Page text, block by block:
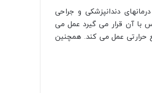
دندانپزشکی و جراحی
با آن قرار می گیرد عمل می
حرارتی عمل می کند. همچنین